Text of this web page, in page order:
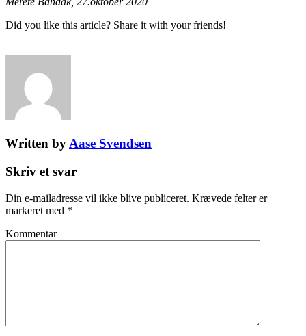
Did you like this article? Share it with your friends!
Written by Aase Svendsen
Skriv et svar
Din e-mailadresse vil ikke blive publiceret. Krævede felter er
markeret med *
Kommentar